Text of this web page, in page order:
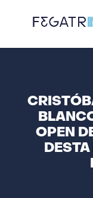
OPEN